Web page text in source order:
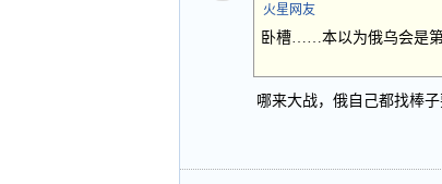
火星网友
卧槽……本以为俄乌会是
哪来大战，俄自己都找棒